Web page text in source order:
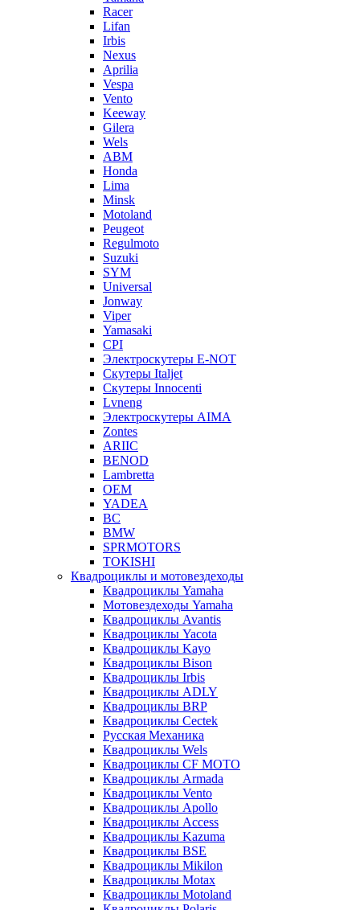
Racer
Lifan
Irbis
Nexus
Aprilia
Vespa
Vento
Keeway
Gilera
Wels
ABM
Honda
Lima
Minsk
Motoland
Peugeot
Regulmoto
Suzuki
SYM
Universal
Jonway
Viper
Yamasaki
CPI
Электроскутеры E-NOT
Скутеры Italjet
Скутеры Innocenti
Lvneng
Электроскутеры AIMA
Zontes
ARIIC
BENOD
Lambretta
OEM
YADEA
BC
BMW
SPRMOTORS
TOKISHI
Квадроциклы и мотовездеходы
Квадроциклы Yamaha
Мотовездеходы Yamaha
Квадроциклы Avantis
Квадроциклы Yacota
Квадроциклы Kayo
Квадроциклы Bison
Квадроциклы Irbis
Квадроциклы ADLY
Квадроциклы BRP
Квадроциклы Cectek
Русская Механика
Квадроциклы Wels
Квадроциклы CF MOTO
Квадроциклы Armada
Квадроциклы Vento
Квадроциклы Apollo
Квадроциклы Access
Квадроциклы Kazuma
Квадроциклы BSE
Квадроциклы Mikilon
Квадроциклы Motax
Квадроциклы Motoland